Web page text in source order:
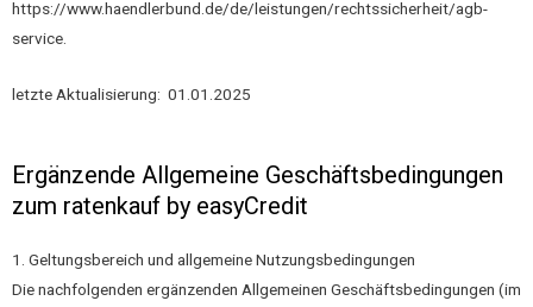
https://www.haendlerbund.de/de/leistungen/rechtssicherheit/agb-
service.
letzte Aktualisierung: 01.01.2025
Ergänzende Allgemeine Geschäftsbedingungen
zum ratenkauf by easyCredit
1. Geltungsbereich und allgemeine Nutzungsbedingungen
Die nachfolgenden ergänzenden Allgemeinen Geschäftsbedingungen (im